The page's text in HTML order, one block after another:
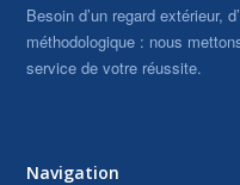
Besoin d’un regard extérieur,
méthodologique : nous
service de votre réussite.
Navigation